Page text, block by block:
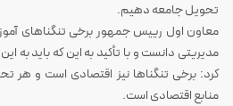
تحویل جامعه دهیم.
معاون اول رییس جمهور برخی تنگناهای
مدیریتی دانست و با تأکید به این که باید به
کرد: برخی تنگناها نیز اقتصادی است و هر
منابع اقتصادی است.